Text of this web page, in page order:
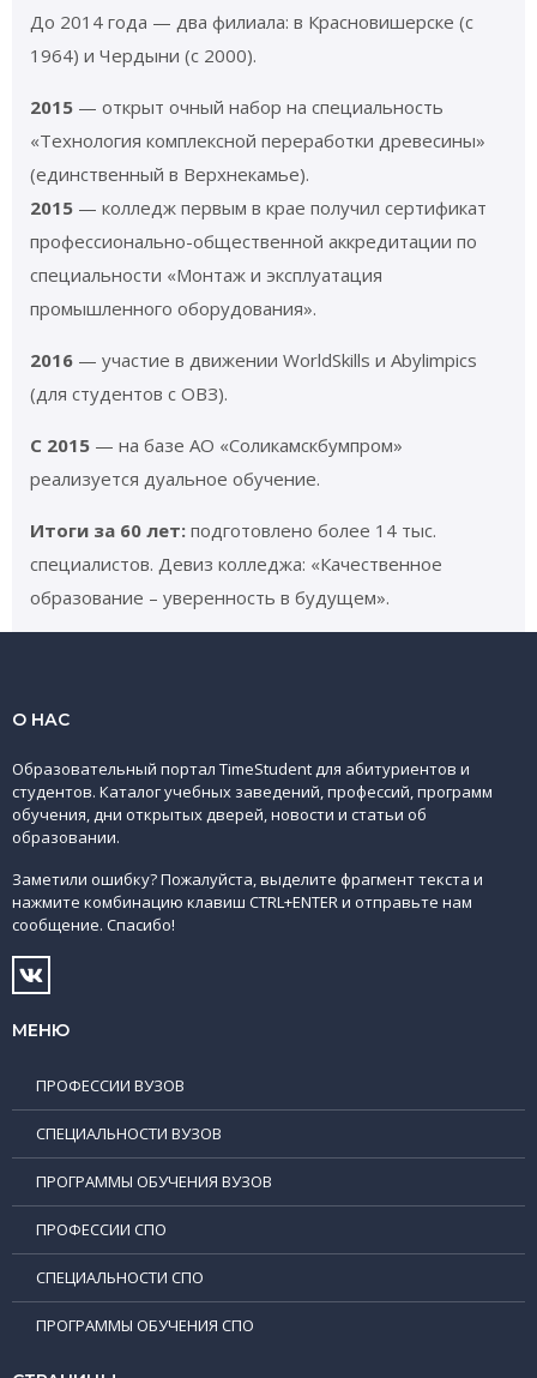
До 2014 года — два филиала: в Красновишерске (с
1964) и Чердыни (с 2000).
2015 — открыт очный набор на специальность
«Технология комплексной переработки древесины»
(единственный в Верхнекамье).
2015 — колледж первым в крае получил сертификат
профессионально-общественной аккредитации по
специальности «Монтаж и эксплуатация
промышленного оборудования».
2016 — участие в движении WorldSkills и Abylimpics
(для студентов с ОВЗ).
С 2015 — на базе АО «Соликамскбумпром»
реализуется дуальное обучение.
Итоги за 60 лет: подготовлено более 14 тыс.
специалистов. Девиз колледжа: «Качественное
образование – уверенность в будущем».
О НАС
Образовательный портал TimeStudent для абитуриентов и
студентов. Каталог учебных заведений, профессий, программ
обучения, дни открытых дверей, новости и статьи об
образовании.
Заметили ошибку? Пожалуйста, выделите фрагмент текста и
нажмите комбинацию клавиш CTRL+ENTER и отправьте нам
сообщение. Спасибо!
МЕНЮ
ПРОФЕССИИ ВУЗОВ
СПЕЦИАЛЬНОСТИ ВУЗОВ
ПРОГРАММЫ ОБУЧЕНИЯ ВУЗОВ
ПРОФЕССИИ СПО
СПЕЦИАЛЬНОСТИ СПО
ПРОГРАММЫ ОБУЧЕНИЯ СПО